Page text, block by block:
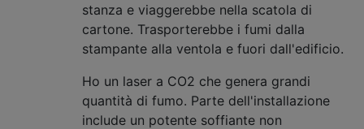
stanza e viaggerebbe nella scatola di
cartone. Trasporterebbe i fumi dalla
stampante alla ventola e fuori dall'edificio.
Ho un laser a CO2 che genera grandi
quantità di fumo. Parte dell'installazione
include un potente soffiante non